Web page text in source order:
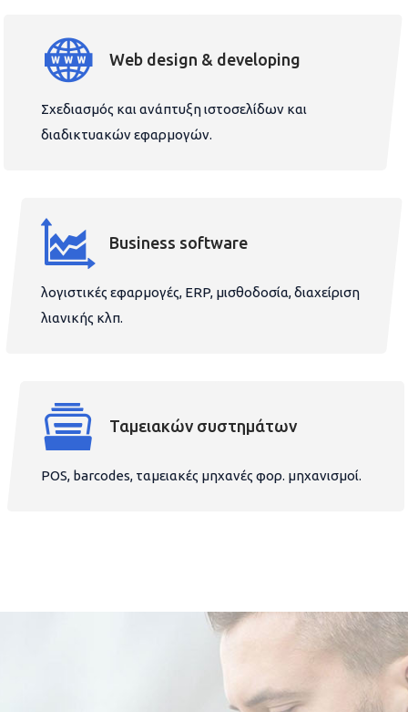
Web design & developing
Σχεδιασμός και ανάπτυξη ιστοσελίδων και
διαδικτυακών εφαρμογών.
Business software
λογιστικές εφαρμογές, ERP, μισθοδοσία, διαχείριση
λιανικής κλπ.
Ταμειακών συστημάτων
POS, barcodes, ταμειακές μηχανές φορ. μηχανισμοί.